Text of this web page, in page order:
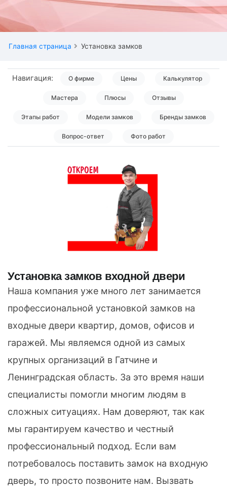
Главная страница Установка замков
Навигация: О фирме Цены Калькулятор
Мастера Плюсы Отзывы
Этапы работ Модели замков Бренды замков
Вопрос-ответ Фото работ
Установка замков входной двери
Наша компания уже много лет занимается
профессиональной установкой замков на
входные двери квартир, домов, офисов и
гаражей. Мы являемся одной из самых
крупных организаций в Гатчине и
Ленинградская область. За это время наши
специалисты помогли многим людям в
сложных ситуациях. Нам доверяют, так как
мы гарантируем качество и честный
профессиональный подход. Если вам
потребовалось поставить замок на входную
дверь, то просто позвоните нам. Вызвать